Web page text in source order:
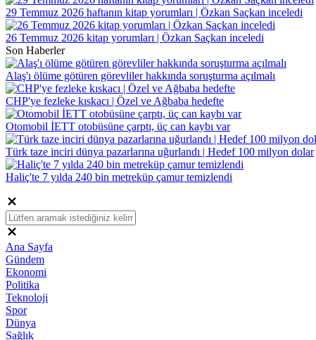
29 Temmuz 2026 haftanın kitap yorumları | Özkan Saçkan inceledi
26 Temmuz 2026 kitap yorumları | Özkan Saçkan inceledi
Son Haberler
Alaş'ı ölüme götüren görevliler hakkında soruşturma açılmalı
CHP'ye fezleke kıskacı | Özel ve Ağbaba hedefte
Otomobil İETT otobüsüne çarptı, üç can kaybı var
Türk taze inciri dünya pazarlarına uğurlandı | Hedef 100 milyon dolar
Haliç'te 7 yılda 240 bin metreküp çamur temizlendi
Ana Sayfa
Gündem
Ekonomi
Politika
Teknoloji
Spor
Dünya
Sağlık